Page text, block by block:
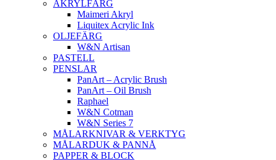
AKRYLFÄRG
Maimeri Akryl
Liquitex Acrylic Ink
OLJEFÄRG
W&N Artisan
PASTELL
PENSLAR
PanArt – Acrylic Brush
PanArt – Oil Brush
Raphael
W&N Cotman
W&N Series 7
MÅLARKNIVAR & VERKTYG
MÅLARDUK & PANNÅ
PAPPER & BLOCK